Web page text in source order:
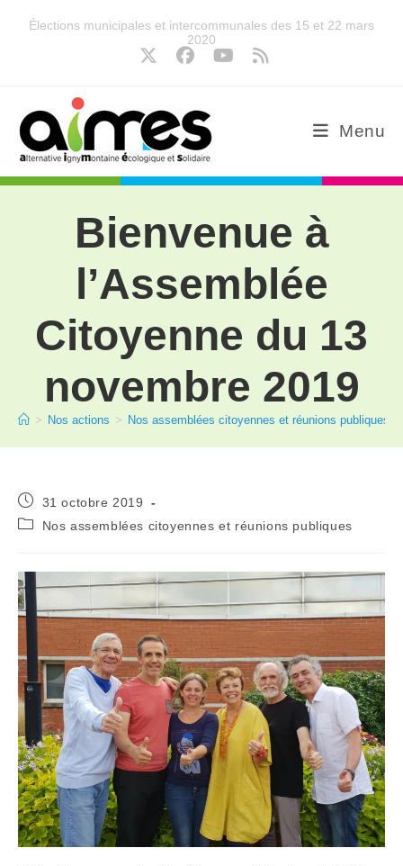
Élections municipales et intercommunales des 15 et 22 mars
2020
Menu
Bienvenue à
l’Assemblée
Citoyenne du 13
novembre 2019
> Nos actions > Nos assemblées citoyennes et réunions publiques
31 octobre 2019
Nos assemblées citoyennes et réunions publiques